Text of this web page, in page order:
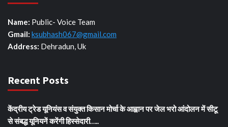
Name: Public- Voice Team
Gmail: ksubhash067@gmail.com
Address: Dehradun, Uk
Recent Posts
केंद्रीय ट्रेड यूनियंस व संयुक्त किसान मोर्चा के आह्वान पर जेल भरो आंदोलन में सीटू
से संबद्ध यूनियनें करेंगी हिस्सेदारी…..